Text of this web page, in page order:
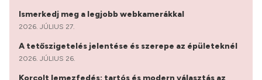
Ismerkedj meg a legjobb webkamerákkal
2026. JÚLIUS 27.
A tetőszigetelés jelentése és szerepe az épületeknél
2026. JÚLIUS 26.